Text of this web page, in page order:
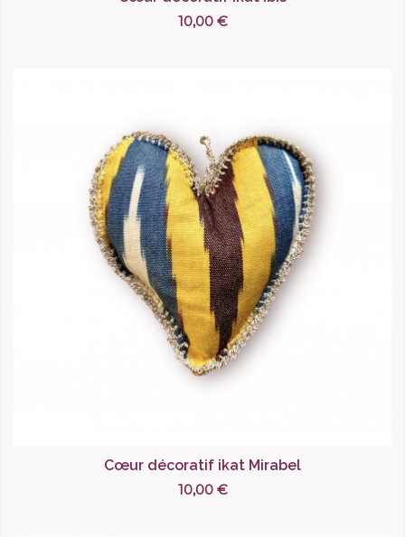
10,00 €
Cœur décoratif ikat Mirabel
10,00 €